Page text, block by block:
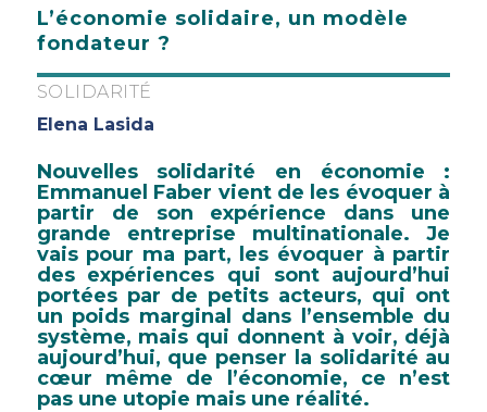
L’économie solidaire, un modèle
fondateur ?
SOLIDARITÉ
Elena Lasida
Nouvelles solidarité en économie :
Emmanuel Faber vient de les évoquer à
partir de son expérience dans une
grande entreprise multinationale. Je
vais pour ma part, les évoquer à partir
des expériences qui sont aujourd’hui
portées par de petits acteurs, qui ont
un poids marginal dans l’ensemble du
système, mais qui donnent à voir, déjà
aujourd’hui, que penser la solidarité au
cœur même de l’économie, ce n’est
pas une utopie mais une réalité.